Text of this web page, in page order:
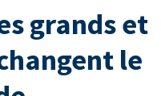
grands et
le